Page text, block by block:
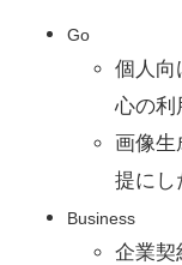
Go
個人向
心の利
画像生
提にし
Business
企業契